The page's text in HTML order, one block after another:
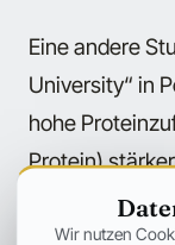
Eine andere
University“ in
hohe
Protein)
AlsWir nutzen